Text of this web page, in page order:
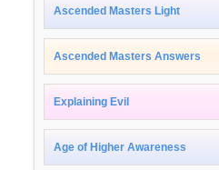
Ascended Masters Light
Ascended Masters Answers
Explaining Evil
Age of Higher Awareness